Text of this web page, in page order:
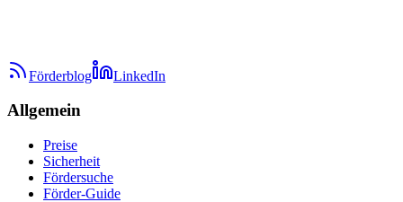
Förderblog LinkedIn
Allgemein
Preise
Sicherheit
Fördersuche
Förder-Guide